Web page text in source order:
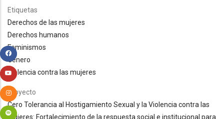
Etiquetas
Derechos de las mujeres
Derechos humanos
Feminismos
Género
Violencia contra las mujeres
Proyecto
Cero Tolerancia al Hostigamiento Sexual y la Violencia contra las
Mujeres: Fortalecimiento de la respuesta social e institucional para